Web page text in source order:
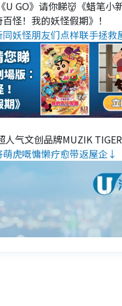
U GO》请你睇👹《蜡笔小
怪！我的妖怪假期》！
妖怪朋友们点样联手拯救
人气文创品牌MUZIK TIGER
虎嘅慵懒疗愈带返屋企↓